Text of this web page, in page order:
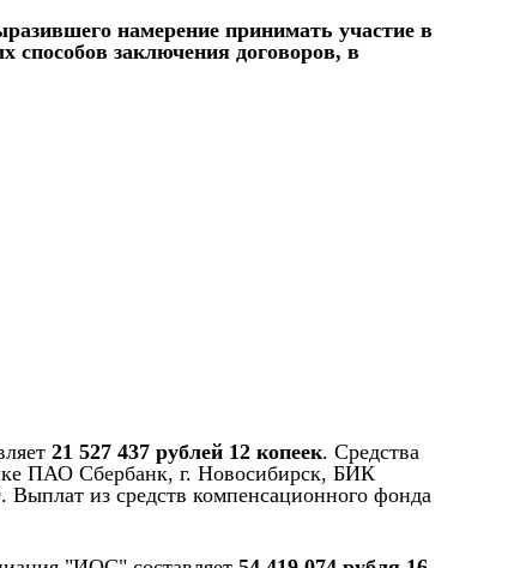
намерение принимать участие в
способов заключения договоров, в
21 527 437 рублей 12 копеек. Средства
ПАО Сбербанк, г. Новосибирск, БИК
из средств компенсационного фонда